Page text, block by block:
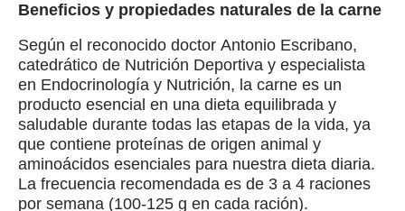
Beneficios y propiedades naturales de la carne
Según el reconocido doctor Antonio Escribano,
catedrático de Nutrición Deportiva y especialista
en Endocrinología y Nutrición, la carne es un
producto esencial en una dieta equilibrada y
saludable durante todas las etapas de la vida, ya
que contiene proteínas de origen animal y
aminoácidos esenciales para nuestra dieta diaria.
La frecuencia recomendada es de 3 a 4 raciones
por semana (100-125 g en cada ración).